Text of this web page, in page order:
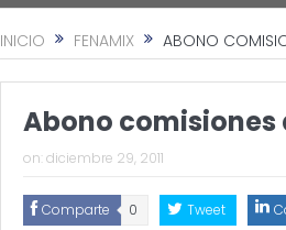
INICIO FENAMIX ABONO
Abono comisiones
on: diciembre 29, 2011
Comparte 0 Tweet